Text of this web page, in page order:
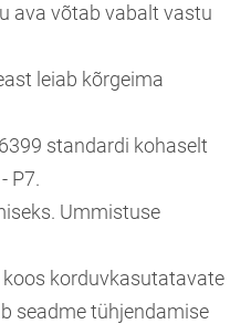
ava võtab vabalt vastu
leiab kõrgeima
standardi kohaselt
P7.
Ummistuse
korduvkasutatavate
seadme tühjendamise